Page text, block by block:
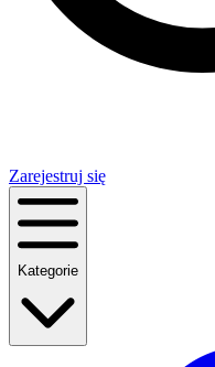
Zarejestruj się
Kategorie